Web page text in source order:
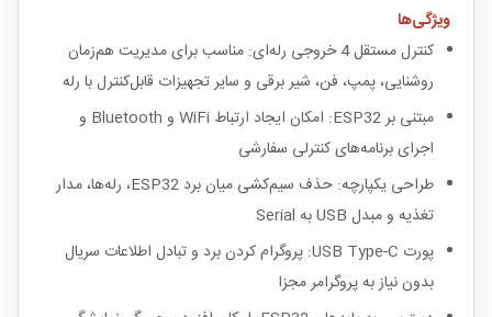
ویژگی‌ها
کنترل مستقل 4 خروجی رله‌ای: مناسب برای مدیریت هم‌زمان
روشنایی، پمپ، فن، شیر برقی و سایر تجهیزات قابل‌کنترل با رله
مبتنی بر ESP32: امکان ایجاد ارتباط WiFi و Bluetooth و
اجرای برنامه‌های کنترلی سفارشی
طراحی یکپارچه: حذف سیم‌کشی میان برد ESP32، رله‌ها، مدار
تغذیه و مبدل USB به Serial
پورت USB Type-C: پروگرام کردن برد و تبادل اطلاعات سریال
بدون نیاز به پروگرامر مجزا